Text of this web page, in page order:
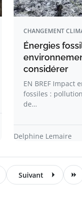
CHANGEMENT
Énergies
considérer
EN BREF Impact
fossiles :
de…
Delphine Lemaire
Suivant